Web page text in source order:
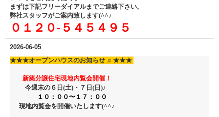
まずは下記フリーダイアルまでご連絡下さい。
弊社スタッフがご案内致します(^^♪
０１２０‐５４５４９５
2026-06-05
★★★オープンハウスのお知らせ ♬ ★★★
新築分譲住宅現地内覧会開催！
今週末の６日(土)・７日 (日)♪
１０：００〜１７：００
現地内覧会を開催いたします(^^♪